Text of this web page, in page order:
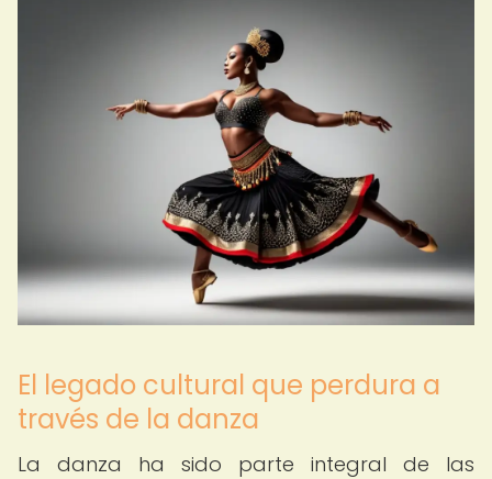
El legado cultural que perdura a
través de la danza
La danza ha sido parte integral de las